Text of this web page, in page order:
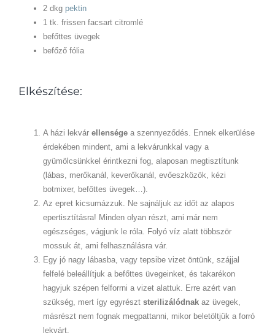
2 dkg pektin
1 tk. frissen facsart citromlé
befőttes üvegek
befőző fólia
Elkészítése:
A házi lekvár ellenségea szennyeződés. Ennek elkerülése
érdekében mindent, ami a lekvárunkkal vagy a
gyümölcsünkkel érintkezni fog, alaposan megtisztítunk
(lábas, merőkanál, keverőkanál, evőeszközök, kézi
botmixer, befőttes üvegek…).
Az epret kicsumázzuk. Ne sajnáljuk az időt az alapos
epertisztításra! Minden olyan részt, ami már nem
egészséges, vágjunk le róla. Folyó víz alatt többször
mossuk át, ami felhasználásra vár.
Egy jó nagy lábasba, vagy tepsibe vizet öntünk, szájjal
felfelé beleállítjuk a befőttes üvegeinket, és takarékon
hagyjuk szépen felforrni a vizet alattuk. Erre azért van
szükség, mert így egyrésztsterilizálódnakaz üvegek,
másrészt nem fognak megpattanni, mikor beletöltjük a forró
lekvárt.